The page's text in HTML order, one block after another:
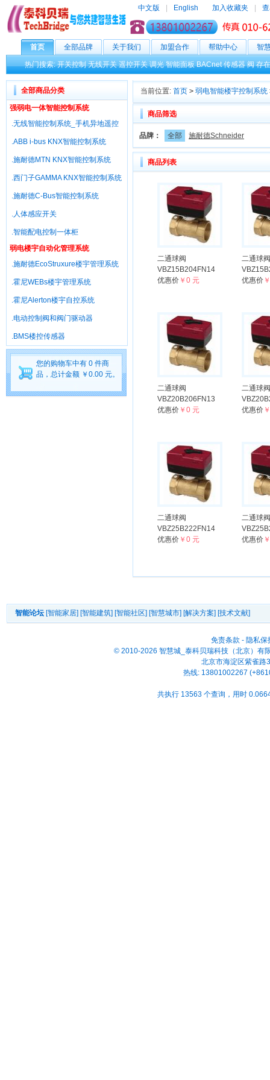
中文版 English 加入收藏夹
首页 全部品牌 关于我们 加盟合作 帮助中心 智
热门搜索:开关控制 无线开关 遥控开关 调光 智能面板 BACnet 传感器 阀 存
全部商品分类
强弱电一体智能控制系统
.无线智能控制系统_手机异地遥控
.ABB i-bus KNX智能控制系统
.施耐德MTN KNX智能控制系统
.西门子GAMMA KNX智能控制系统
.施耐德C-Bus智能控制系统
.人体感应开关
.智能配电控制一体柜
弱电楼宇自动化管理系统
.施耐德EcoStruxure楼宇管理系统
.霍尼WEBs楼宇管理系统
.霍尼Alerton楼宇自控系统
.电动控制阀和阀门驱动器
.BMS楼控传感器
您的购物车中有 0 件商
品，总计金额 ￥0.00 元。
当前位置: 首页 > 弱电智能楼宇控制系统
商品筛选
品牌： 全部 施耐德Schneider
商品列表
二通球阀
VBZ15B204FN14
优惠价 ￥0 元
二通球阀
优惠价
二通球阀
VBZ20B206FN13
优惠价 ￥0 元
二通球阀
优惠价
二通球阀
VBZ25B222FN14
优惠价 ￥0 元
二通球阀
优惠价
智能论坛 [智能家居] [智能建筑] [智能社区] [智慧城市] [解决方案] [技术文献]
免责条款 - 隐私保
© 2010-2026 智慧城_泰科贝瑞科技（北京）有
北京市海淀区紫雀路
热线: 13801002267
共执行 13563 个查询，用时